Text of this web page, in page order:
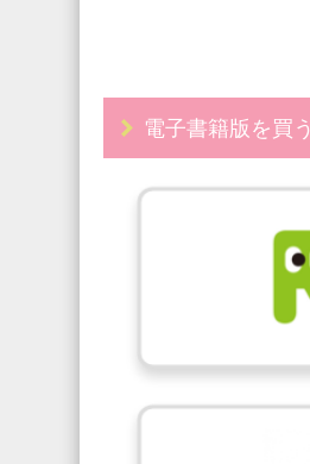
電子書籍版を買う